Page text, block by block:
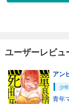
ユーザーレビュ
アン
少
青年